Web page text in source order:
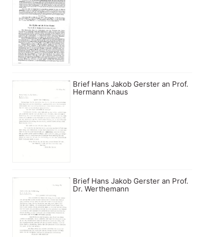
Brief Hans Jakob Gerster an Prof.
Hermann Knaus
Brief Hans Jakob Gerster an Prof.
Dr. Werthemann